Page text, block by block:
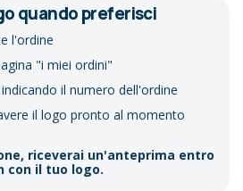
quando preferisci
l'ordine
"i miei ordini"
il numero dell'ordine
il logo pronto al momento
riceverai un'anteprima entro
con il tuo logo.